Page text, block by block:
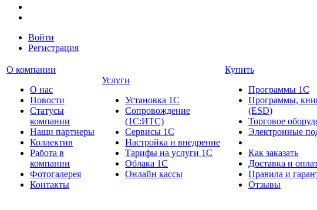
Войти
Регистрация
О компании
О нас
Новости
Cтатусы
компании
Наши партнеры
Коллектив
Работа в
компании
Фотогалерея
Контакты
Услуги
Установка 1С
Сопровождение
(1С:ИТС)
Сервисы 1С
Настройка и внедрение
Тарифы на услуги 1С
Облака 1С
Онлайн кассы
Купить
Программы 1С
Программы,
(ESD)
Торговое
Электронные
Как заказать
Доставка и
Правила и
Отзывы